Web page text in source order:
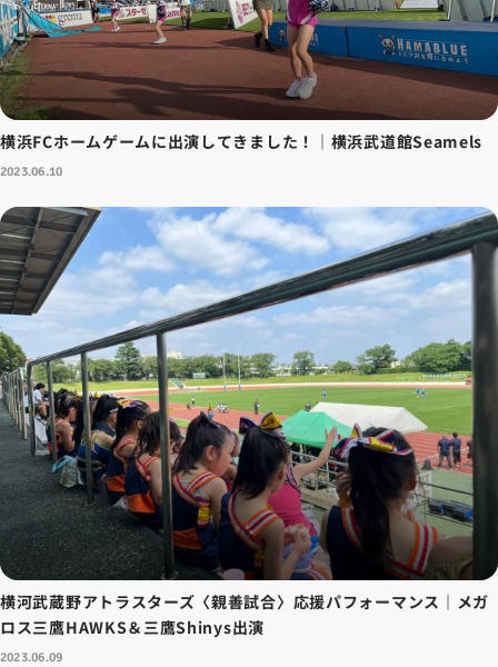
横浜FCホームゲームに出演してきました！｜横浜武道館Seamels
2023.06.10
横河武蔵野アトラスターズ〈親善試合〉応援パフォーマンス｜メガ
ロス三鷹HAWKS＆三鷹Shinys出演
2023.06.09